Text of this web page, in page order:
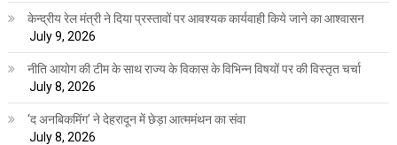
केन्द्रीय रेल मंत्री ने दिया प्रस्तावों पर आवश्यक कार्यवाही किये जाने का आश्वासन
July 9, 2026
नीति आयोग की टीम के साथ राज्य के विकास के विभिन्न विषयों पर की विस्तृत चर्चा
July 8, 2026
‘द अनबिकमिंग’ ने देहरादून में छेड़ा आत्ममंथन का संवा
July 8, 2026